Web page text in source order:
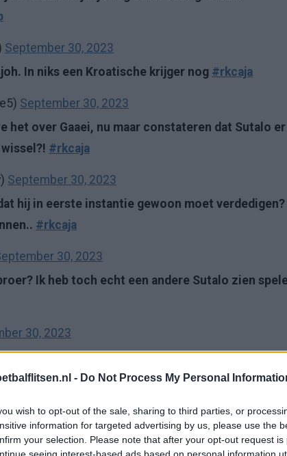
- Do Not Process My Personal
wish to opt-out of the sale, sharing to third parties, or
information for targeted advertising by us, please use the
your selection. Please note that after your opt-out request
seeing interest-based ads based on personal information
September 30, 2023
In niks een Kroatische krijger nog #rkcaja
September 30, 2023
het over Gaaei, nu maar constateren dat Sutalo
#rkcaja
September 30, 2023
hij in eerste instantie gewoon moet verdedigen?
#rkcaja
30, 2023
Ik heb toch echt een andere Sutalo zien
30, 2023
nergens op de speler bij Zagreb en zijn
en ook nerveus ogen. Kan misschien door zijn
best met hem…
30, 2023